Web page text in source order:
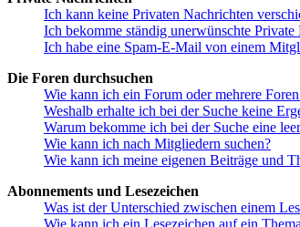
Ich kann keine Privaten Nachrichten
Ich bekomme ständig unerwünschte Private
Ich habe eine Spam-E-Mail von einem
Die Foren durchsuchen
Wie kann ich ein Forum oder mehrere
Weshalb erhalte ich bei der Suche keine
Warum bekomme ich bei der Suche eine
Wie kann ich nach Mitgliedern suchen?
Wie kann ich meine eigenen Beiträge und
Abonnements und Lesezeichen
Was ist der Unterschied zwischen einem